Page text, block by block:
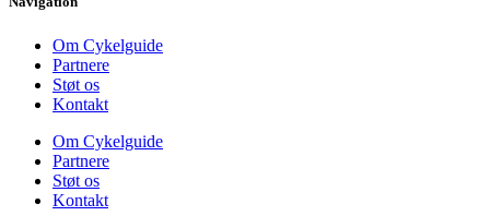
Om Cykelguide
Partnere
Støt os
Kontakt
Om Cykelguide
Partnere
Støt os
Kontakt